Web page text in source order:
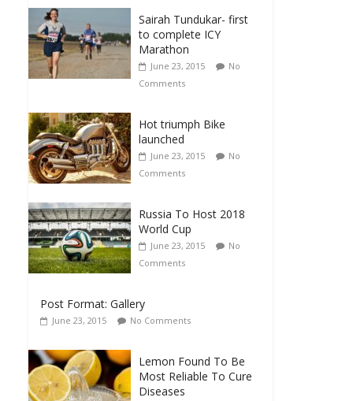
Sairah Tundukar- first
to complete ICY
Marathon
June 23, 2015
No
Comments
Hot triumph Bike
launched
June 23, 2015
No
Comments
Russia To Host 2018
World Cup
June 23, 2015
No
Comments
Post Format: Gallery
June 23, 2015 No Comments
Lemon Found To Be
Most Reliable To Cure
Diseases